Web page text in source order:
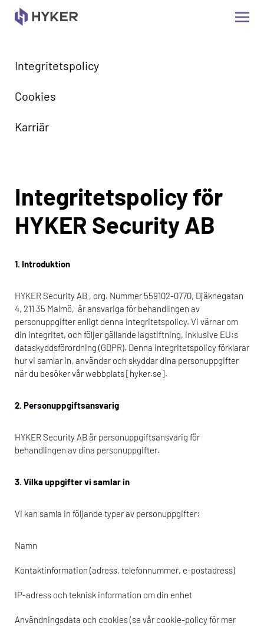
Integritetspolicy
Cookies
Karriär
Integritetspolicy för
HYKER Security AB
1. Introduktion
HYKER Security AB , org. Nummer 559102-0770, Djäknegatan
4, 211 35 Malmö, är ansvariga för behandlingen av
personuppgifter enligt denna integritetspolicy. Vi värnar om
din integritet, och följer gällande lagstiftning, inklusive EU:s
dataskyddsförordning (GDPR). Denna integritetspolicy förklarar
hur vi samlar in, använder och skyddar dina personuppgifter
när du besöker vår webbplats [hyker.se].
2. Personuppgiftsansvarig
HYKER Security AB är personuppgiftsansvarig för
behandlingen av dina personuppgifter.
3. Vilka uppgifter vi samlar in
Vi kan samla in följande typer av personuppgifter:
Namn
Kontaktinformation (adress, telefonnummer, e-postadress)
IP-adress och teknisk information om din enhet
Användningsdata och cookies (se vår cookie-policy för mer